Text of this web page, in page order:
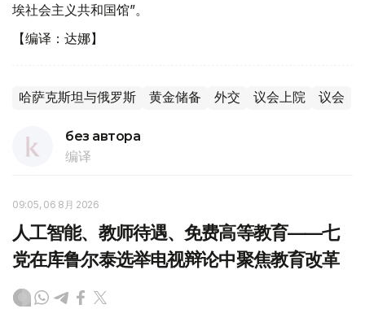
埃社会主义共和国馆”。
【编译：达娜】
哈萨克斯坦与俄罗斯 黄金储备 外交 议会上院 议会
без автора
编译
09:05, 06 8月 2026
人工智能、教师待遇、免费高等教育——七
党在库鲁尔泰选举电视辩论中聚焦教育改革